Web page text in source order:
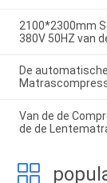
2100*2300mm
380V 50HZ van
De
Van de de
de de